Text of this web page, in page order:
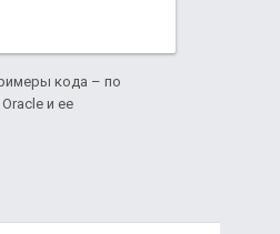
кода – по
и ее